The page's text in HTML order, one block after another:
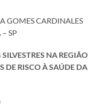
GOMES CARDINALES
SP
NA REGIÃO
DE RISCO À SAÚDE DA